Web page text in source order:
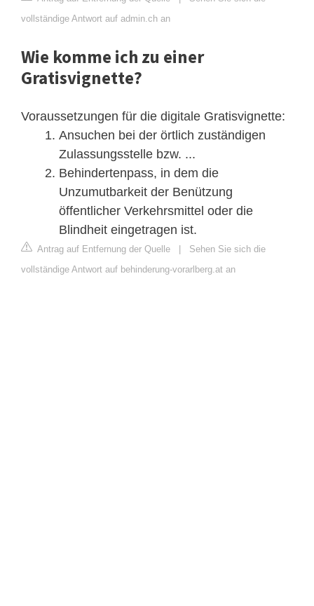
vollständige Antwort auf admin.ch an
Wie komme ich zu einer
Gratisvignette?
Voraussetzungen für die digitale Gratisvignette:
Ansuchen bei der örtlich zuständigen
Zulassungsstelle bzw. ...
Behindertenpass, in dem die
Unzumutbarkeit der Benützung
öffentlicher Verkehrsmittel oder die
Blindheit eingetragen ist.
Antrag auf Entfernung der Quelle | Sehen Sie sich die
vollständige Antwort auf behinderung-vorarlberg.at an